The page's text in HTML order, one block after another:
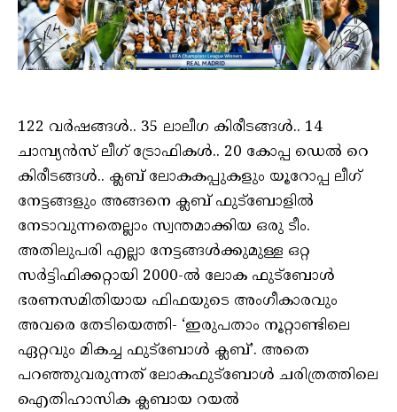
122 വര്‍ഷങ്ങള്‍.. 35 ലാലീഗ കിരീടങ്ങള്‍.. 14
ചാമ്പ്യന്‍സ് ലീഗ് ട്രോഫികള്‍.. 20 കോപ്പ ഡെല്‍ റെ
കിരീടങ്ങള്‍.. ക്ലബ് ലോകകപ്പുകളും യൂറോപ്പ ലീഗ്
നേട്ടങ്ങളും അങ്ങനെ ക്ലബ് ഫുട്‌ബോളില്‍
നേടാവുന്നതെല്ലാം സ്വന്തമാക്കിയ ഒരു ടീം.
അതിലുപരി എല്ലാ നേട്ടങ്ങള്‍ക്കുമുള്ള ഒറ്റ
സര്‍ട്ടിഫിക്കറ്റായി 2000-ല്‍ ലോക ഫുട്‌ബോള്‍
ഭരണസമിതിയായ ഫിഫയുടെ അംഗീകാരവും
അവരെ തേടിയെത്തി- ‘ഇരുപതാം നൂറ്റാണ്ടിലെ
ഏറ്റവും മികച്ച ഫുട്‌ബോള്‍ ക്ലബ്’. അതെ
പറഞ്ഞുവരുന്നത് ലോകഫുട്‌ബോള്‍ ചരിത്രത്തിലെ
ഐതിഹാസിക ക്ലബായ റയല്‍